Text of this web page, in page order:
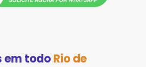
em todoRio de